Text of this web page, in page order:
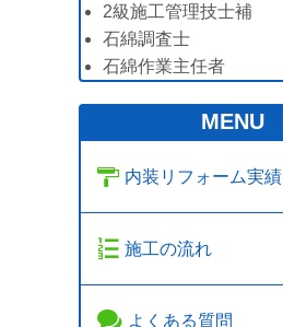
2級施工管理技士補
石綿調査士
石綿作業主任者
MENU
内装リフォーム実績
施工の流れ
よくある質問